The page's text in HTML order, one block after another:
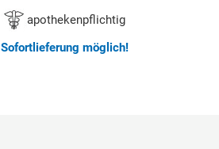
apothekenpflichtig
Sofortlieferung möglich!